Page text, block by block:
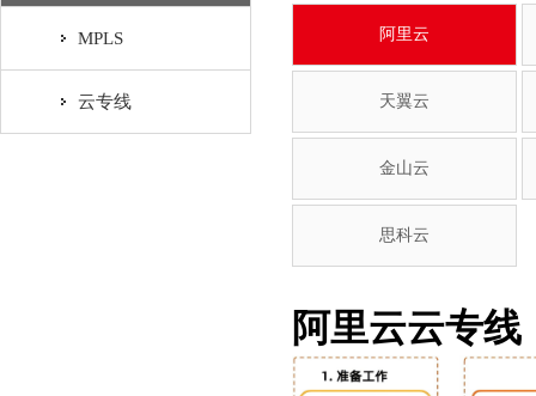
MPLS
云专线
阿里云
天翼云
金山云
思科云
阿里云云专线